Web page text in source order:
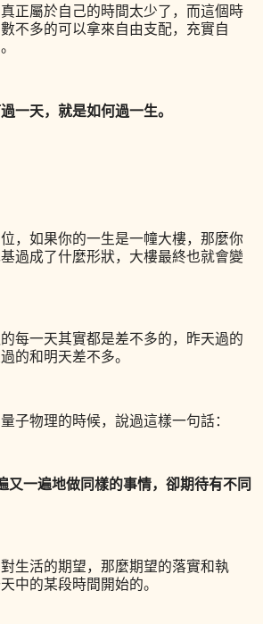
正屬於自己的時間太少了，而這個時
不多的可以拿來自由支配，充實自
一天，就是如何過一生。
，如果你的一生是一幢大樓，那麼你
過成了什麼形狀，大樓最終也就會變
每一天其實都是差不多的，昨天過的
的和明天差不多。
子物理的時候，說過這樣一句話：
又一遍地做同樣的事情，卻期待有不同
生活的期望，那麼期望的落實和執
中的某段時間開始的。